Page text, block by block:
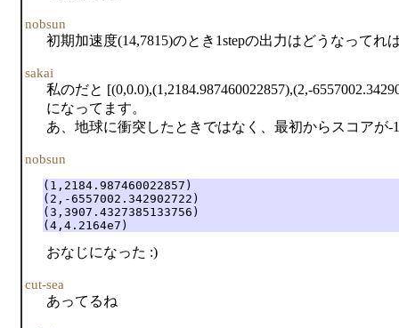
nobsun
初期加速度(14,7815)のとき1stepの出力はどうなってれ
sakai
私のだと [(0,0.0),(1,2184.987460022857),(2,-
になってます。
あ、地球に衝突したときではなく、最初からスコアが-
nobsun
(1,2184.987460022857)
(2,-6557002.342902722)
(3,3907.4327385133756)
(4,4.2164e7)
おなじになった :)
cut-sea
あってるね